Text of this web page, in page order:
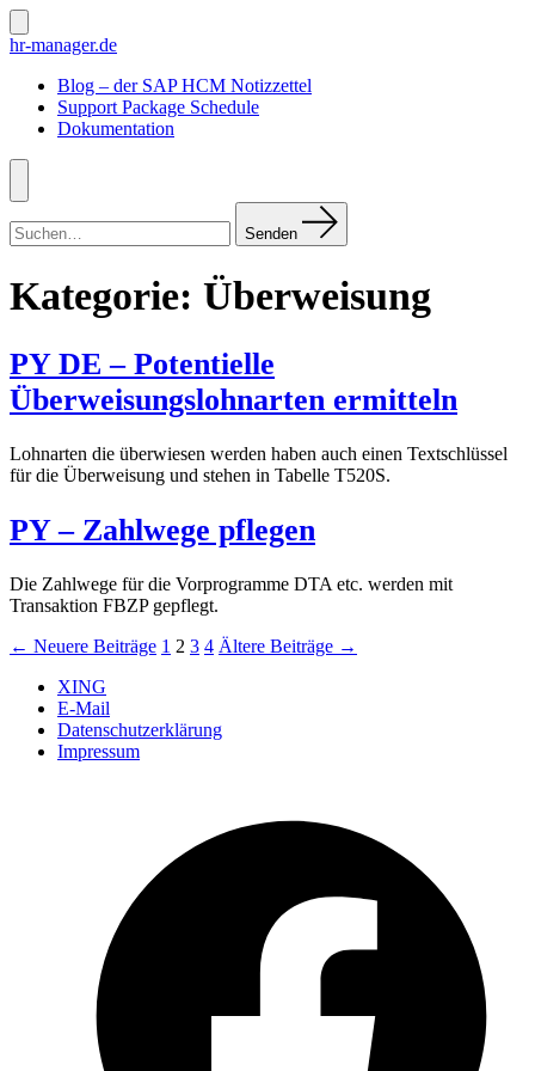
Zum
Inhalt
Suche
ein-/ausblenden
hr-manager.de
Blog – der SAP HCM Notizzettel
Support Package Schedule
Dokumentation
Menü
nach:
Senden
Kategorie: Überweisung
PY DE – Potentielle
Überweisungslohnarten ermitteln
Lohnarten die überwiesen werden haben auch einen Textschlüssel
für die Überweisung und stehen in Tabelle T520S.
PY – Zahlwege pflegen
Die Zahlwege für die Vorprogramme DTA etc. werden mit
Transaktion FBZP gepflegt.
Seitennummerierung
der
Beiträge
← Neuere Beiträge 1 2 3 4 Ältere Beiträge →
XING
E-Mail
Datenschutzerklärung
Impressum